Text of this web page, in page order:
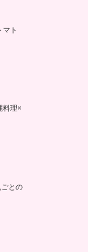
ト
料理×
との